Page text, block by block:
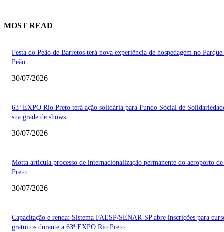
MOST READ
Festa do Peão de Barretos terá nova experiência de hospedagem no
Peão
30/07/2026
63ª EXPO Rio Preto terá ação solidária para Fundo Social de
sua grade de shows
30/07/2026
Motta articula processo de internacionalização permanente do aeroporto
Preto
30/07/2026
Capacitação e renda: Sistema FAESP/SENAR-SP abre inscrições para
gratuitos durante a 63ª EXPO Rio Preto